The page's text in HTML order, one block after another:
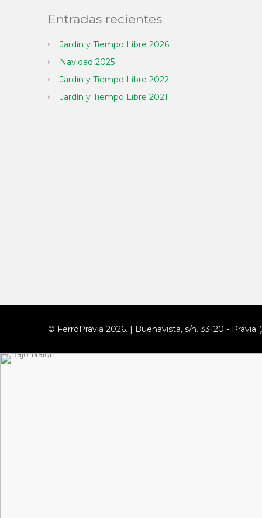
Entradas recientes
Jardín y Tiempo Libre 2026
Navidad 2025
Jardín y Tiempo Libre 2022
Jardín y Tiempo Libre 2021
© FerroPravia 2026. | Buenavista, s/n. 33120 - Pravia